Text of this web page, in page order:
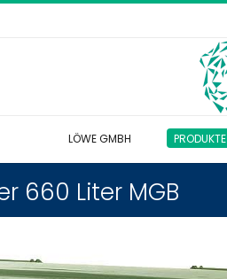
LÖWE GMBH PRODUKTE
660 Liter MGB